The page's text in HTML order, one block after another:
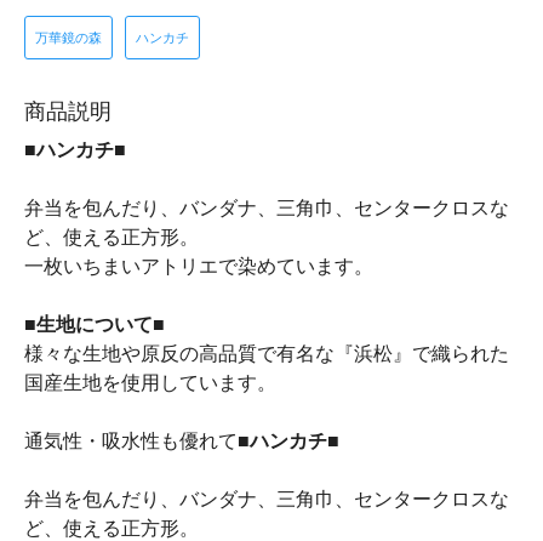
万華鏡の森 ハンカチ
商品説明
■ハンカチ■
弁当を包んだり、バンダナ、三角巾、センタークロスな
ど、使える正方形。
一枚いちまいアトリエで染めています。
■生地について■
様々な生地や原反の高品質で有名な『浜松』で織られた
国産生地を使用しています。
通気性・吸水性も優れて■ハンカチ■
弁当を包んだり、バンダナ、三角巾、センタークロスな
ど、使える正方形。